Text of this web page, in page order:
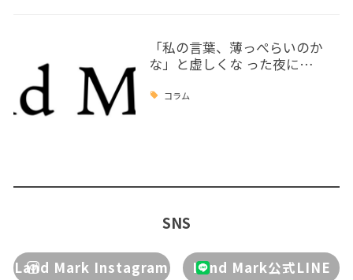
「私の言葉、薄っぺらいのか
な」と虚しくな った夜に…
コラム
SNS
Land Mark Instagram Land Mark公式LINE